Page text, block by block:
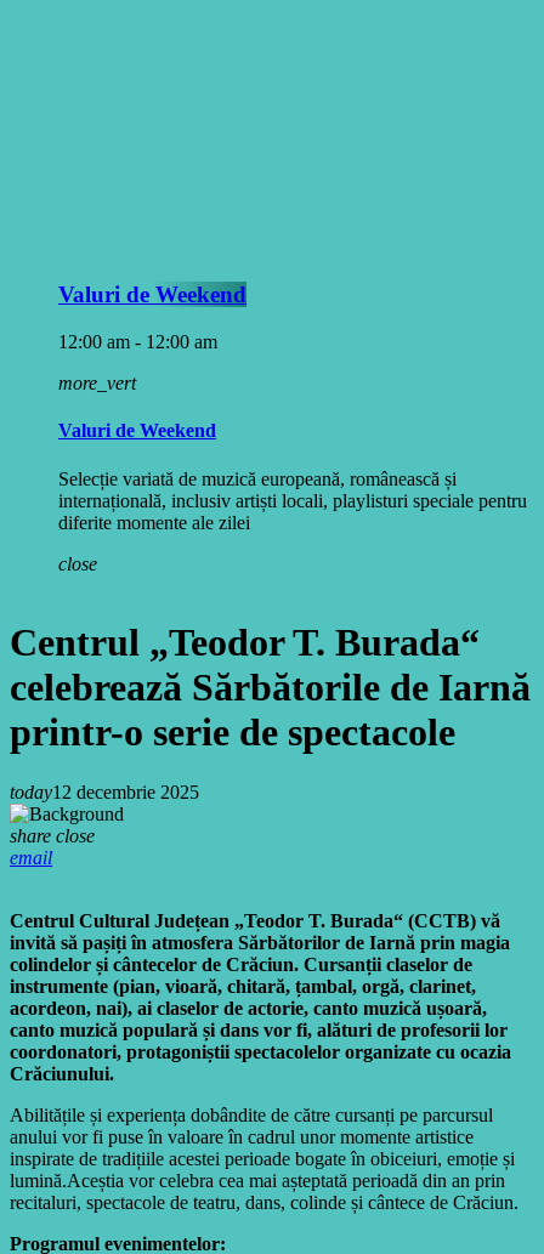
Valuri de Weekend
12:00 am - 12:00 am
more_vert
Valuri de Weekend
Selecție variată de muzică europeană, românească și
internațională, inclusiv artiști locali, playlisturi speciale pentru
diferite momente ale zilei
close
Centrul „Teodor T. Burada“
celebrează Sărbătorile de Iarnă
printr-o serie de spectacole
today12 decembrie 2025
share close
email
Centrul Cultural Județean „Teodor T. Burada“ (CCTB) vă
invită să pașiți în atmosfera Sărbătorilor de Iarnă prin magia
colindelor și cântecelor de Crăciun. Cursanții claselor de
instrumente (pian, vioară, chitară, țambal, orgă, clarinet,
acordeon, nai), ai claselor de actorie, canto muzică ușoară,
canto muzică populară și dans vor fi, alături de profesorii lor
coordonatori, protagoniștii spectacolelor organizate cu ocazia
Crăciunului.
Abilitățile și experiența dobândite de către cursanți pe parcursul
anului vor fi puse în valoare în cadrul unor momente artistice
inspirate de tradițiile acestei perioade bogate în obiceiuri, emoție și
lumină.Aceștia vor celebra cea mai așteptată perioadă din an prin
recitaluri, spectacole de teatru, dans, colinde și cântece de Crăciun.
Programul evenimentelor: